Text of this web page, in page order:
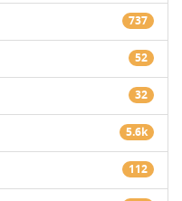
737
52
32
5.6k
112